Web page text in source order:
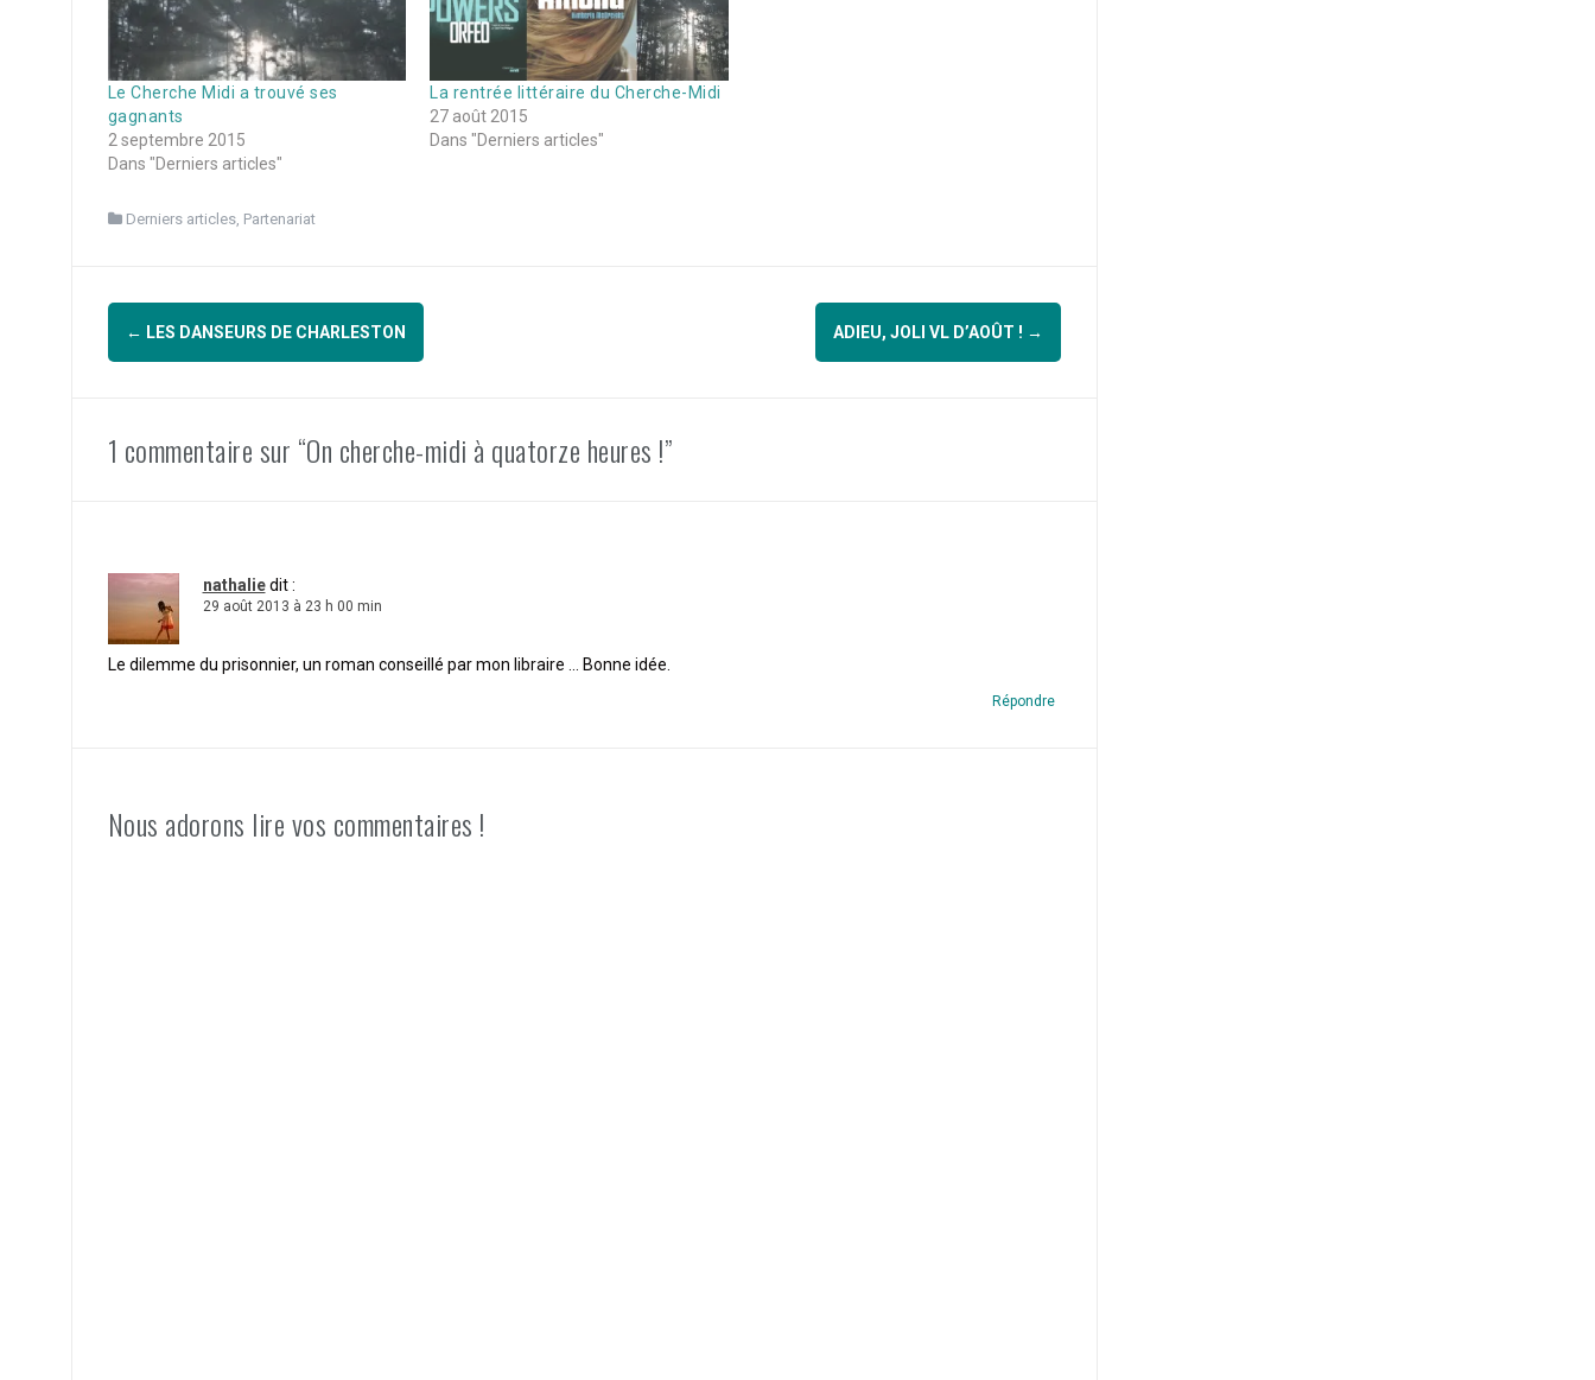
Le Cherche Midi a trouvé ses
gagnants
2 septembre 2015
Dans "Derniers articles"
La rentrée littéraire du Cherche-Midi
27 août 2015
Dans "Derniers articles"
Derniers articles, Partenariat
Navigation
d'article
← LES DANSEURS DE CHARLESTON ADIEU, JOLI VL D’AOÛT ! →
1 commentaire sur “On cherche-midi à quatorze heures !”
nathalie dit :
29 août 2013 à 23 h 00 min
Le dilemme du prisonnier, un roman conseillé par mon libraire … Bonne idée.
Répondre
Nous adorons lire vos commentaires !